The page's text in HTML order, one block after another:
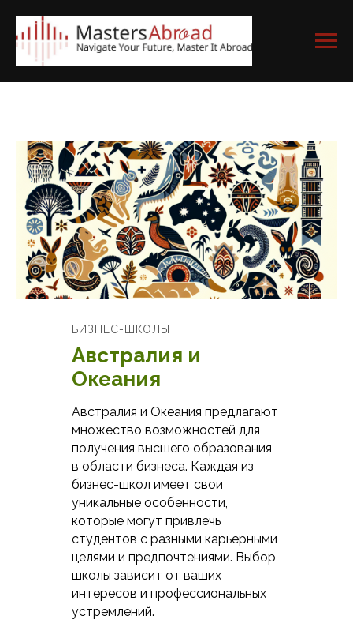
БИЗНЕС-ШКОЛЫ
Австралия и
Океания
Австралия и Океания предлагают
множество возможностей для
получения высшего образования
в области бизнеса. Каждая из
бизнес-школ имеет свои
уникальные особенности,
которые могут привлечь
студентов с разными карьерными
целями и предпочтениями. Выбор
школы зависит от ваших
интересов и профессиональных
устремлений.